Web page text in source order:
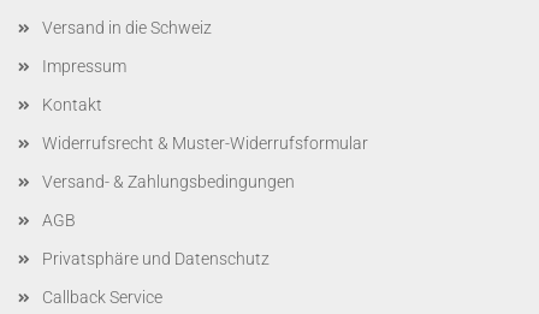
Versand in die Schweiz
Impressum
Kontakt
Widerrufsrecht & Muster-Widerrufsformular
Versand- & Zahlungsbedingungen
AGB
Privatsphäre und Datenschutz
Callback Service